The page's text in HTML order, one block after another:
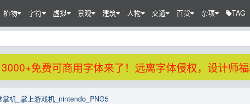
植物 字符 虚拟 景观 建筑 人物 交通 百货 杂项 TAG
免费可商用字体来了！远离字体侵权，设计师福
机_掌上游戏机_nintendo_PNG5